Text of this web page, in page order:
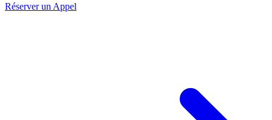
Réserver un Appel